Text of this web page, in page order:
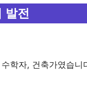
발전
학자, 건축가였습니